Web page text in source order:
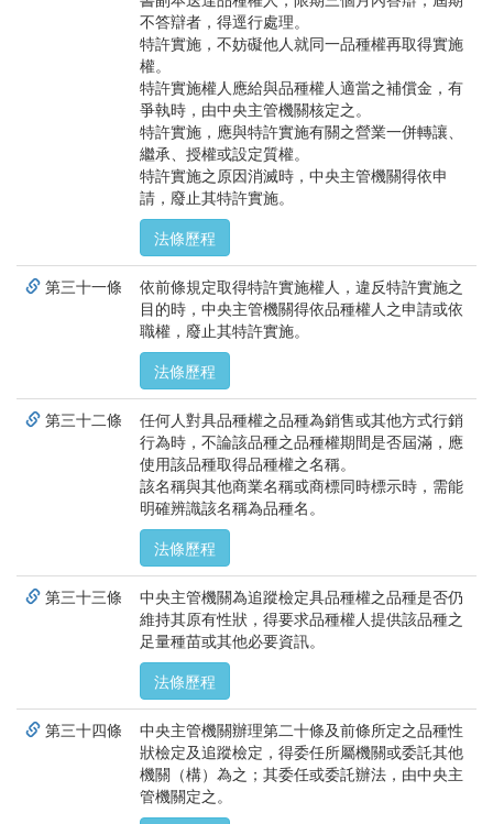
不答辯者，得逕行處理。
特許實施，不妨礙他人就同一品種權再取得實施
權。
特許實施權人應給與品種權人適當之補償金，有
爭執時，由中央主管機關核定之。
特許實施，應與特許實施有關之營業一併轉讓、
繼承、授權或設定質權。
特許實施之原因消滅時，中央主管機關得依申
請，廢止其特許實施。
法條歷程
第三十一條
依前條規定取得特許實施權人，違反特許實施之
目的時，中央主管機關得依品種權人之申請或依
職權，廢止其特許實施。
法條歷程
第三十二條
任何人對具品種權之品種為銷售或其他方式行銷
行為時，不論該品種之品種權期間是否屆滿，應
使用該品種取得品種權之名稱。
該名稱與其他商業名稱或商標同時標示時，需能
明確辨識該名稱為品種名。
法條歷程
第三十三條
中央主管機關為追蹤檢定具品種權之品種是否仍
維持其原有性狀，得要求品種權人提供該品種之
足量種苗或其他必要資訊。
法條歷程
第三十四條
中央主管機關辦理第二十條及前條所定之品種性
狀檢定及追蹤檢定，得委任所屬機關或委託其他
機關（構）為之；其委任或委託辦法，由中央主
管機關定之。